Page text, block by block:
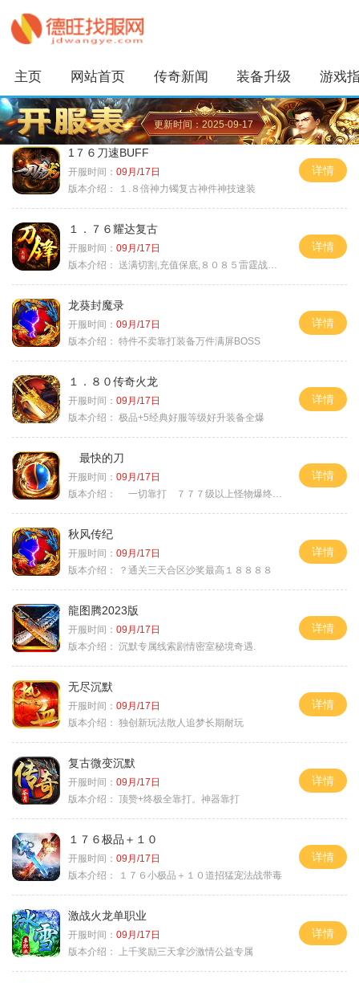
主页 网站首页 传奇新闻 装备升级 游戏
更新时间：2025-09-17
1７６刀速BUFF
开服时间： 09月/17日
版本介绍：
１.８倍神力镯复古神件神技速装
详情
１．７６耀达复古
开服时间： 09月/17日
版本介绍： 送满切割,充值保底,８０８５雷霆战神微变
详情
龙葵封魔录
开服时间： 09月/17日
版本介绍： 特件不卖靠打装备万件满屏BOSS
详情
１．８０传奇火龙
开服时间： 09月/17日
版本介绍： 极品+5经典好服等级好升装备全爆
详情
最快的刀
开服时间： 09月/17日
版本介绍：
一切靠打 ７７７级以上怪物爆终极
详情
秋风传纪
开服时间： 09月/17日
版本介绍：
？通关三天合区沙奖最高１８８８８
详情
龍图腾2023版
开服时间： 09月/17日
版本介绍： 沉默专属线索剧情密室秘境奇遇.
详情
无尽沉默
开服时间： 09月/17日
版本介绍： 独创新玩法散人追梦长期耐玩
详情
复古微变沉默
开服时间： 09月/17日
版本介绍： 顶赞+终极全靠打。神器靠打
详情
１７６极品＋１０
开服时间： 09月/17日
版本介绍：
１７６小极品＋１０道招猛宠法战带毒
详情
激战火龙单职业
开服时间： 09月/17日
版本介绍：
上千奖励三天拿沙激情公益专属
详情